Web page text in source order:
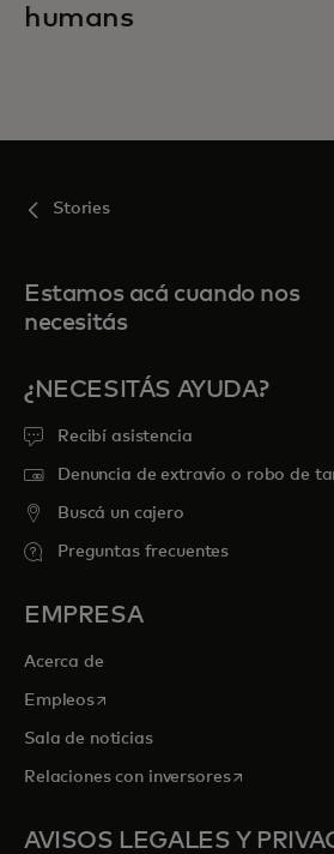
humans
Stories
Estamos acá cuando nos
necesitás
¿NECESITÁS AYUDA?
Recibí asistencia
Denuncia de extravío o robo de
Buscá un cajero
Preguntas frecuentes
EMPRESA
Acerca de
Empleosse abre en una pestaña nueva
Sala de noticias
Relaciones con inversoresse abre en
AVISOS LEGALES Y